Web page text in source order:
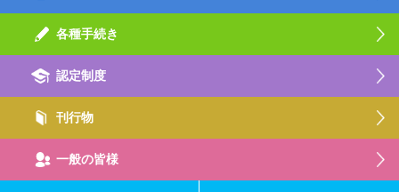
各種手続き
認定制度
刊行物
一般の皆様